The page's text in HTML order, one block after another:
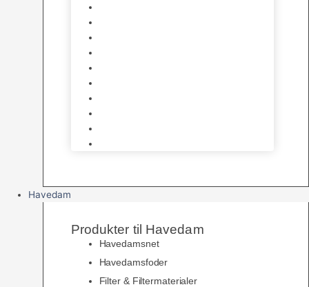
Havedam
Produkter til Havedam
Havedamsnet
Havedamsfoder
Filter & Filtermaterialer